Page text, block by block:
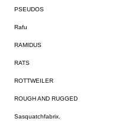
PSEUDOS
Rafu
RAMIDUS
RATS
ROTTWEILER
ROUGH AND RUGGED
Sasquatchfabrix.